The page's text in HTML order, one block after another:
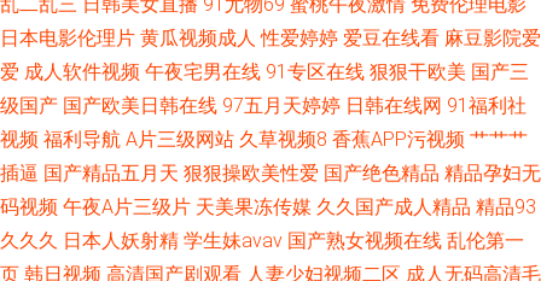
91福利影院 国产尤物在线亚洲精品 日本中文字幕视频久 91性爱视频大全 好
看的电视剧 日韩人体 最新手机电影在线观看 国产亚洲精品久久久久久久 日
韩磁力链接 中文字幕一区精品欧美 国产太嫩了在线观看 日韩国产对白 中文
日本电影伦理片 黄瓜视频成人 性爱婷婷 爱豆在线看 麻豆影院爱
爱 成人软件视频 午夜宅男在线 91专区在线 狠狠干欧美 国产三
级国产 国产欧美日韩在线 97五月天婷婷 日韩在线网 91福利社
视频 福利导航 A片三级网站 久草视频8 香蕉APP污视频 艹艹艹
插逼 国产精品五月天 狠狠操欧美性爱 国产绝色精品 精品孕妇无
码视频 午夜A片三级片 天美果冻传媒 久久国产成人精品 精品93
久久久 日本人妖射精 学生妹avav 国产熟女视频在线 乱伦第一
页 韩日视频 高清国产剧观看 人妻少妇视频二区 成人无码高清毛